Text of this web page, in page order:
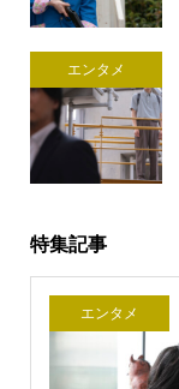
エンタメ
特集記事
エンタメ